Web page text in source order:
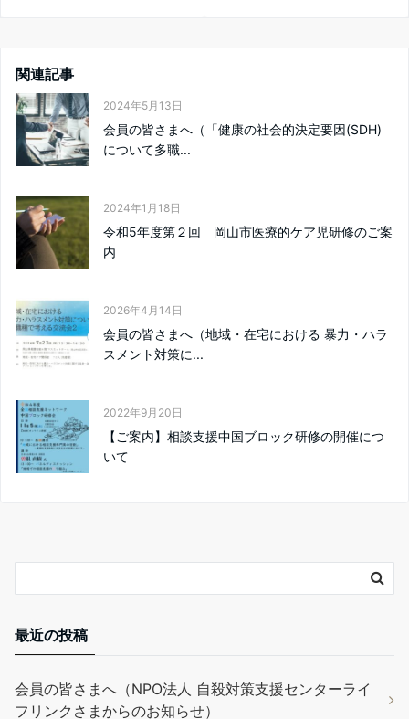
関連記事
2024年5月13日
会員の皆さまへ（「健康の社会的決定要因(SDH)
について多職...
2024年1月18日
令和5年度第２回 岡山市医療的ケア児研修のご案
内
2026年4月14日
会員の皆さまへ（地域・在宅における 暴力・ハラ
スメント対策に...
2022年9月20日
【ご案内】相談支援中国ブロック研修の開催につ
いて
最近の投稿
会員の皆さまへ（NPO法人 自殺対策支援センターライ
フリンクさまからのお知らせ）